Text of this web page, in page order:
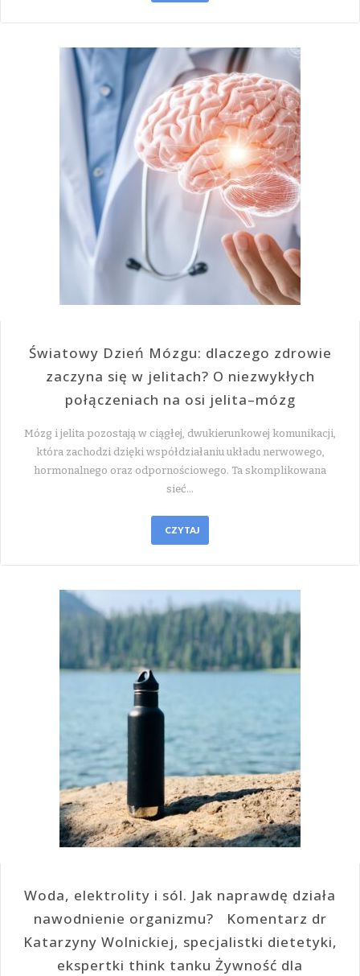
Światowy Dzień Mózgu: dlaczego zdrowie
zaczyna się w jelitach? O niezwykłych
połączeniach na osi jelita–mózg
Mózg i jelita pozostają w ciągłej, dwukierunkowej komunikacji,
która zachodzi dzięki współdziałaniu układu nerwowego,
hormonalnego oraz odpornościowego. Ta skomplikowana
sieć…
CZYTAJ
Woda, elektrolity i sól. Jak naprawdę działa
nawodnienie organizmu? Komentarz dr
Katarzyny Wolnickiej, specjalistki dietetyki,
ekspertki think tanku Żywność dla